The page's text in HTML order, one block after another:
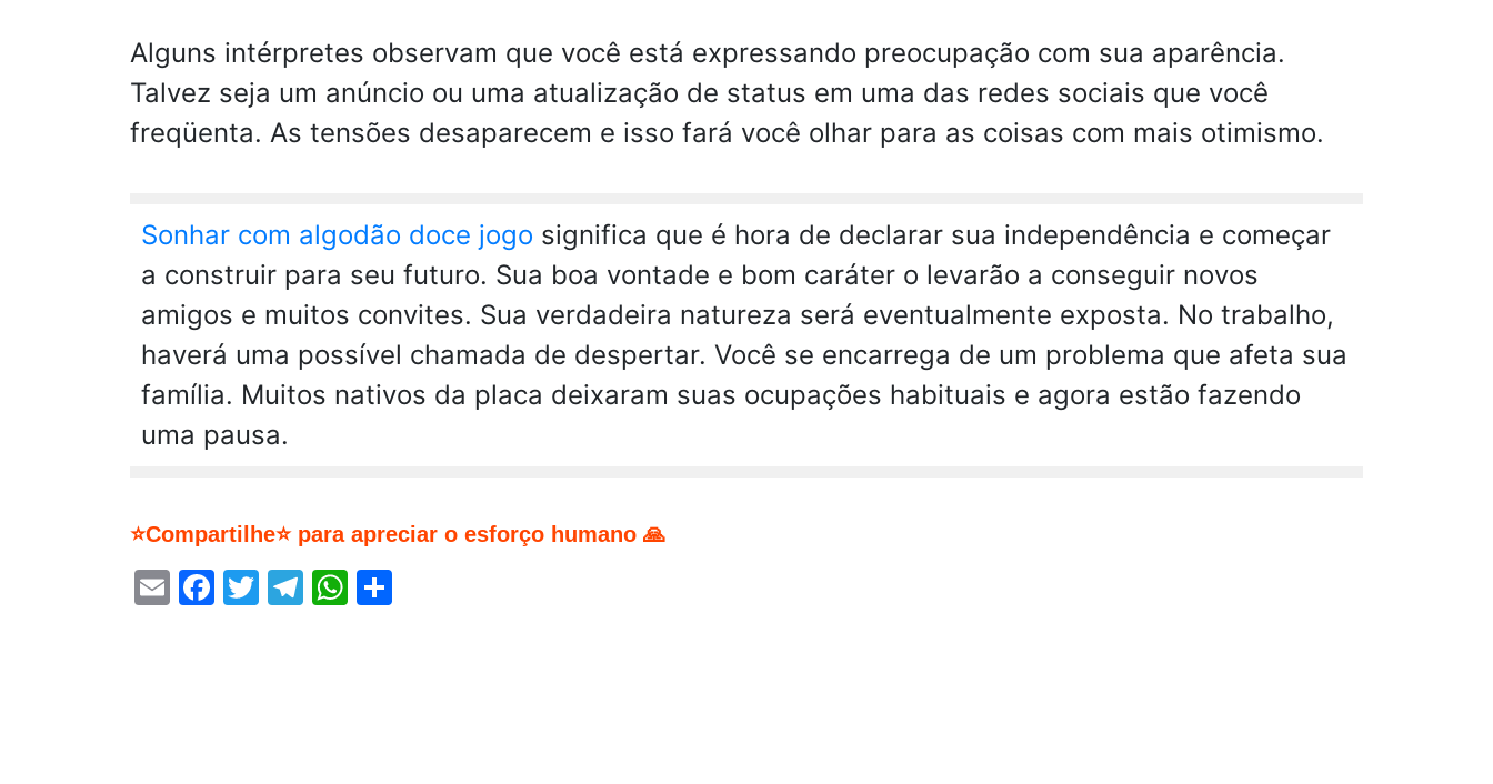
Alguns intérpretes observam que você está expressando preocupação com sua aparência.
Talvez seja um anúncio ou uma atualização de status em uma das redes sociais que você
freqüenta. As tensões desaparecem e isso fará você olhar para as coisas com mais otimismo.
Sonhar com algodão doce jogo significa que é hora de declarar sua independência e começar
a construir para seu futuro. Sua boa vontade e bom caráter o levarão a conseguir novos
amigos e muitos convites. Sua verdadeira natureza será eventualmente exposta. No trabalho,
haverá uma possível chamada de despertar. Você se encarrega de um problema que afeta sua
família. Muitos nativos da placa deixaram suas ocupações habituais e agora estão fazendo
uma pausa.
⭐Compartilhe⭐ para apreciar o esforço humano 🙏
EmailFacebook
Twitter
Telegram
WhatsApp